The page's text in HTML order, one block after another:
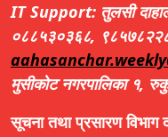
IT Support: तुलसी
०८८५३०३६८,
मुसीकोट नगरपालिका १,
सूचना तथा प्रसारण